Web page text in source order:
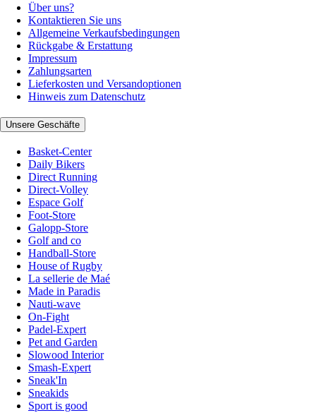
Über uns?
Kontaktieren Sie uns
Allgemeine Verkaufsbedingungen
Rückgabe & Erstattung
Impressum
Zahlungsarten
Lieferkosten und Versandoptionen
Hinweis zum Datenschutz
Unsere Geschäfte
Basket-Center
Daily Bikers
Direct Running
Direct-Volley
Espace Golf
Foot-Store
Galopp-Store
Golf and co
Handball-Store
House of Rugby
La sellerie de Maé
Made in Paradis
Nauti-wave
On-Fight
Padel-Expert
Pet and Garden
Slowood Interior
Smash-Expert
Sneak'In
Sneakids
Sport is good